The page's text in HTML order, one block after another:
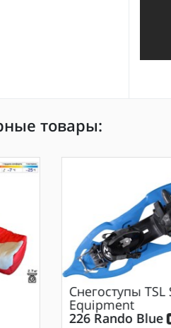
товары:
Снегоступы TSL
Equipment
226 Rando Blue